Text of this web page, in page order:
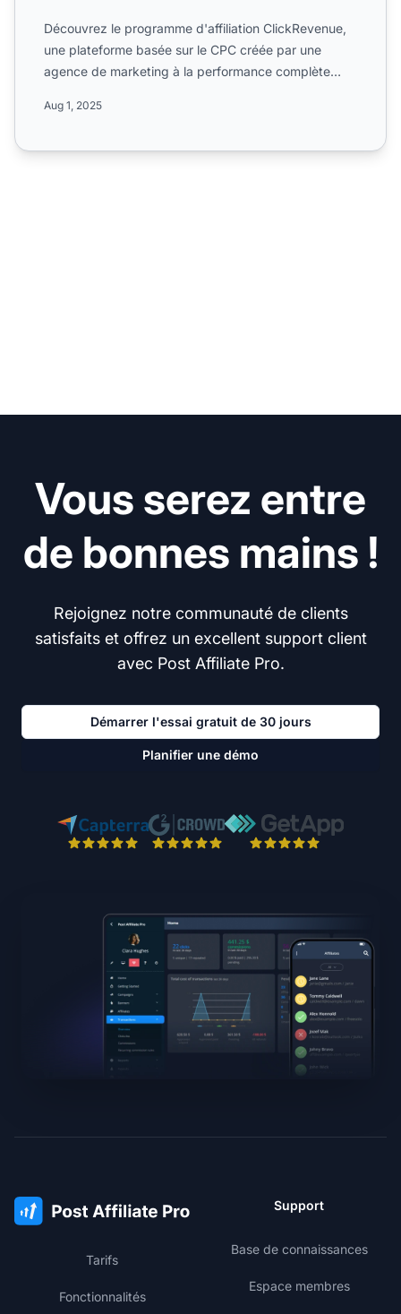
Découvrez le programme d'affiliation ClickRevenue,
une plateforme basée sur le CPC créée par une
agence de marketing à la performance complète
Aug 1, 2025
Vous serez entre
de bonnes mains !
Rejoignez notre communauté de clients
satisfaits et offrez un excellent support client
avec Post Affiliate Pro.
Démarrer l'essai gratuit de 30 jours
Planifier une démo
Tarifs
Fonctionnalités
Support
Base de connaissances
Espace membres